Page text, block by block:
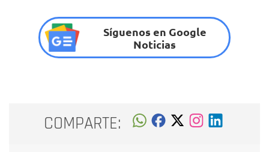
Síguenos en Google
Noticias
COMPARTE: